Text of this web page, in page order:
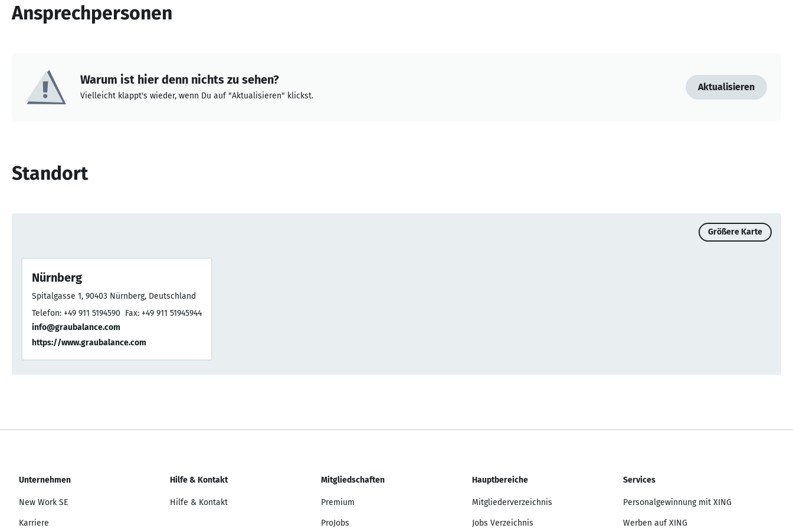
Ansprechpersonen
Warum ist hier denn nichts zu sehen?
Vielleicht klappt's wieder, wenn Du auf "Aktualisieren" klickst.
Aktualisieren
Standort
Größere Karte
Nürnberg
Spitalgasse 1, 90403 Nürnberg, Deutschland
Telefon: +49 911 5194590 Fax: +49 911 51945944
info@graubalance.com
https://www.graubalance.com
Unternehmen
New Work SE
Karriere
Hilfe & Kontakt
Hilfe & Kontakt
Mitgliedschaften
Premium
ProJobs
Hauptbereiche
Mitgliederverzeichnis
Jobs Verzeichnis
Services
Personalgewinnung mit XING
Werben auf XING